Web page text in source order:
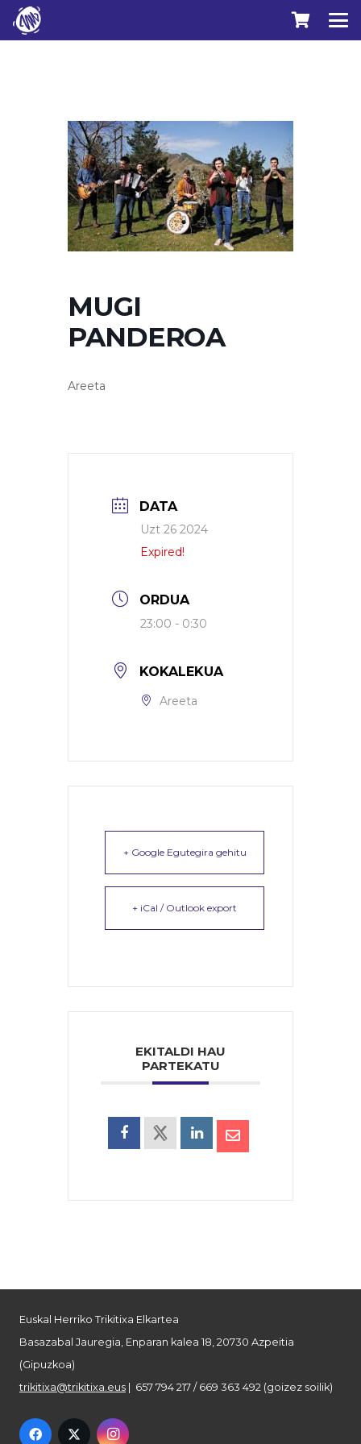
MUGI
PANDEROA
Areeta
DATA
Uzt 26 2024
Expired!
ORDUA
23:00 - 0:30
KOKALEKUA
Areeta
+ Google Egutegira gehitu
+ iCal / Outlook export
EKITALDI HAU
PARTEKATU
Euskal Herriko Trikitixa Elkartea
Basazabal Jauregia, Enparan kalea 18, 20730 Azpeitia
(Gipuzkoa)
trikitixa@trikitixa.eus | 657 794 217 / 669 363 492 (goizez soilik)